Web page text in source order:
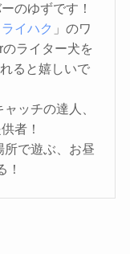
のゆずです！
ライハク 」のワ
ライター犬を
ると嬉しいで
ッチの達人、
者！
所で遊ぶ、お昼
！